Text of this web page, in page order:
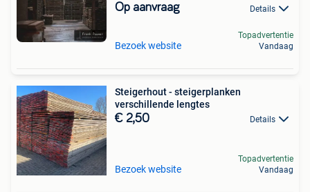
Op aanvraag Details
Bezoek website
Topadvertentie
Vandaag
Steigerhout - steigerplanken
verschillende lengtes
€ 2,50 Details
Bezoek website
Topadvertentie
Vandaag